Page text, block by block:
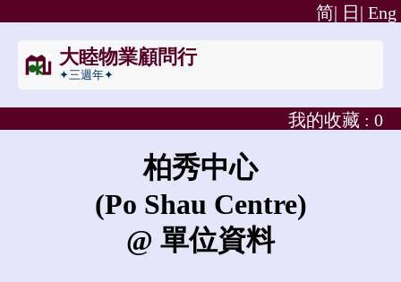
Eng
日|
简|
大睦物業顧問行
✦三週年✦
我的收藏 : 0
柏秀中心
(Po Shau Centre)
@ 單位資料